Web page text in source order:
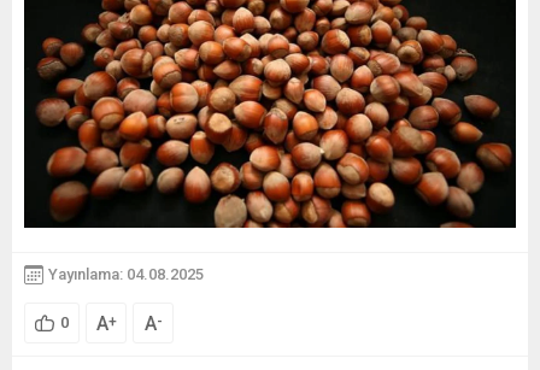
Yayınlama: 04.08.2025
0 A+ A-